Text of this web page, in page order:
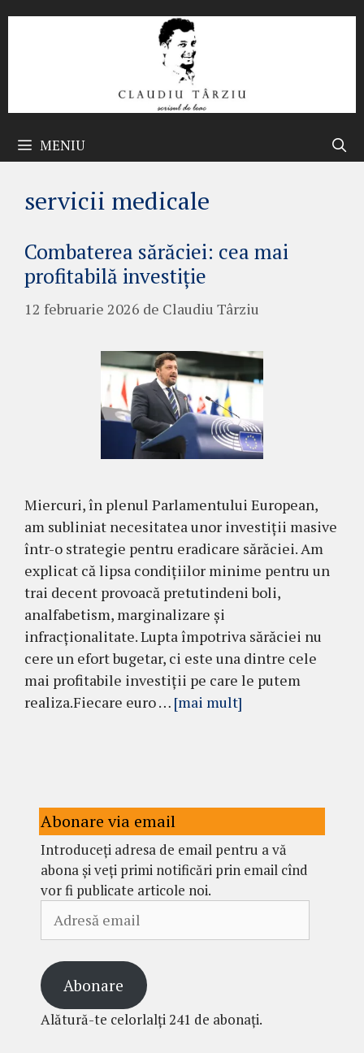
MENIU
servicii medicale
Combaterea sărăciei: cea mai
profitabilă investiție
12 februarie 2026 de Claudiu Târziu
Miercuri, în plenul Parlamentului European,
am subliniat necesitatea unor investiții masive
într-o strategie pentru eradicare sărăciei. Am
explicat că lipsa condițiilor minime pentru un
trai decent provoacă pretutindeni boli,
analfabetism, marginalizare și
infracționalitate. Lupta împotriva sărăciei nu
cere un efort bugetar, ci este una dintre cele
mai profitabile investiții pe care le putem
realiza.Fiecare euro … [mai mult]
Abonare via email
Introduceți adresa de email pentru a vă
abona și veți primi notificări prin email cînd
vor fi publicate articole noi.
email
Abonare
Alătură-te celorlalți 241 de abonați.